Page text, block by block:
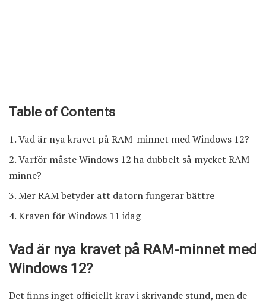
Table of Contents
Vad är nya kravet på RAM-minnet med Windows 12?
Varför måste Windows 12 ha dubbelt så mycket RAM-
minne?
Mer RAM betyder att datorn fungerar bättre
Kraven för Windows 11 idag
Vad är nya kravet på RAM-minnet med
Windows 12?
Det finns inget officiellt krav i skrivande stund, men de